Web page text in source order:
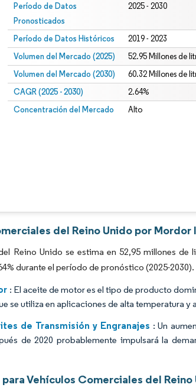
Período de Datos
Pronosticados
2025 - 2030
Período de Datos Históricos 2019 - 2023
Volumen del Mercado (2025) 52.95 Millones de
Volumen del Mercado (2030) 60.32 Millones de
CAGR (2025 - 2030) 2.64%
Concentración del Mercado Alto
del Reino Unido por
Reino Unido se estima en 52,95 millones de
durante el período de pronóstico (2025-2030).
: El aceite de motor es el tipo de producto
se utiliza en aplicaciones de alta temperatura y
de Transmisión y Engranajes : Un
de 2020 probablemente impulsará la
Vehículos Comerciales del Reino